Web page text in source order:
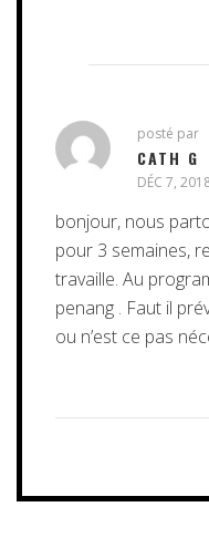
posté par
CATH G
DÉC 7,
bonjour, nous
pour 3 semaines,
travaille. Au
penang . Faut il
ou n’est ce pas